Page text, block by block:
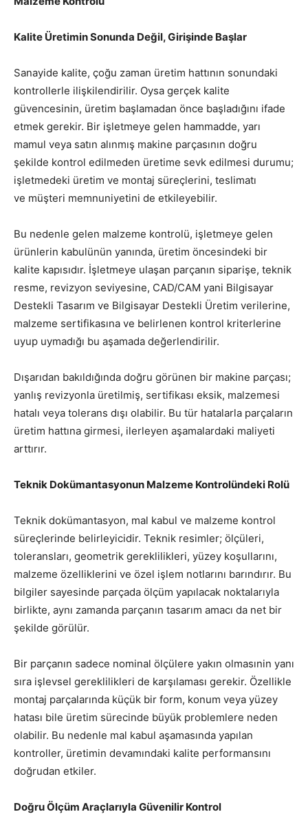
Kalite Üretimin Sonunda Değil, Girişinde Başlar
Sanayide kalite, çoğu zaman üretim hattının sonundaki
kontrollerle ilişkilendirilir. Oysa gerçek kalite
güvencesinin, üretim başlamadan önce başladığını ifade
etmek gerekir. Bir işletmeye gelen hammadde, yarı
mamul veya satın alınmış makine parçasının doğru
şekilde kontrol edilmeden üretime sevk edilmesi durumu;
işletmedeki üretim ve montaj süreçlerini, teslimatı
ve müşteri memnuniyetini de etkileyebilir.
Bu nedenle gelen malzeme kontrolü, işletmeye gelen
ürünlerin kabulünün yanında, üretim öncesindeki bir
kalite kapısıdır. İşletmeye ulaşan parçanın siparişe, teknik
resme, revizyon seviyesine, CAD/CAM yani Bilgisayar
Destekli Tasarım ve Bilgisayar Destekli Üretim verilerine,
malzeme sertifikasına ve belirlenen kontrol kriterlerine
uyup uymadığı bu aşamada değerlendirilir.
Dışarıdan bakıldığında doğru görünen bir makine parçası;
yanlış revizyonla üretilmiş, sertifikası eksik, malzemesi
hatalı veya tolerans dışı olabilir. Bu tür hatalarla parçaların
üretim hattına girmesi, ilerleyen aşamalardaki maliyeti
arttırır.
Teknik Dokümantasyonun Malzeme Kontrolündeki Rolü
Teknik dokümantasyon, mal kabul ve malzeme kontrol
süreçlerinde belirleyicidir. Teknik resimler; ölçüleri,
toleransları, geometrik gereklilikleri, yüzey koşullarını,
malzeme özelliklerini ve özel işlem notlarını barındırır. Bu
bilgiler sayesinde parçada ölçüm yapılacak noktalarıyla
birlikte, aynı zamanda parçanın tasarım amacı da net bir
şekilde görülür.
Bir parçanın sadece nominal ölçülere yakın olmasınin yanı
sıra işlevsel gereklilikleri de karşılaması gerekir. Özellikle
montaj parçalarında küçük bir form, konum veya yüzey
hatası bile üretim sürecinde büyük problemlere neden
olabilir. Bu nedenle mal kabul aşamasında yapılan
kontroller, üretimin devamındaki kalite performansını
doğrudan etkiler.
Doğru Ölçüm Araçlarıyla Güvenilir Kontrol